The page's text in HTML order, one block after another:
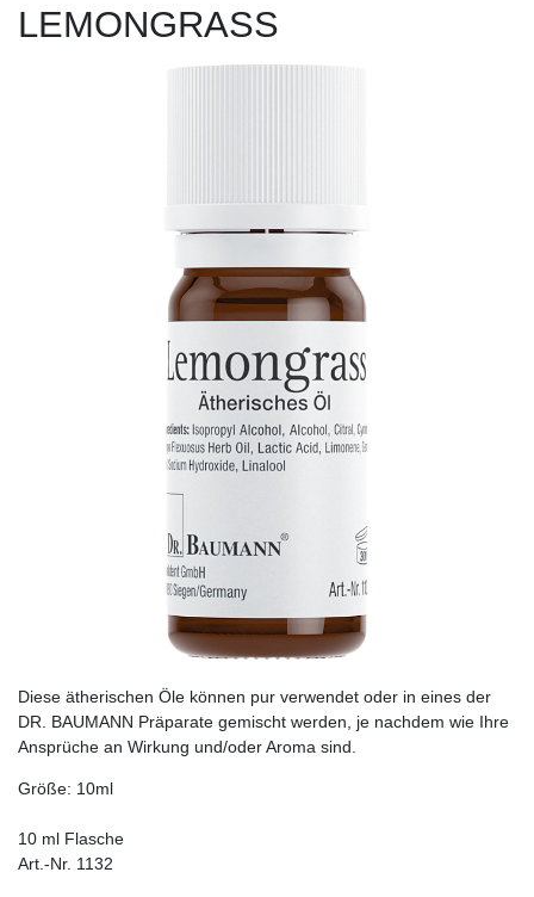
LEMONGRASS
Diese ätherischen Öle können pur verwendet oder in eines der
DR. BAUMANN Präparate gemischt werden, je nachdem wie Ihre
Ansprüche an Wirkung und/oder Aroma sind.
Größe: 10ml
10 ml Flasche
Art.-Nr. 1132